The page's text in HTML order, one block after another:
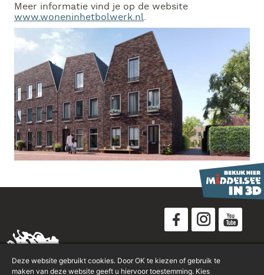
Meer informatie vind je op de website
www.woneninhetbolwerk.nl.
Privacyverklaring
Deze website gebruikt cookies. Door OK te kiezen of gebruik te
maken van deze website geeft u hiervoor toestemming. Kies